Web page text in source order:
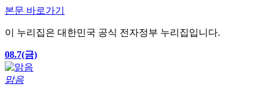
본문 바로가기
이 누리집은 대한민국 공식 전자정부 누리집입니다.
08.7(금)
맑음